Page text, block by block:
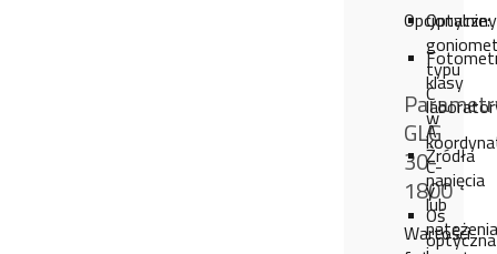
Optyczny
typu
C
w
C-
γ
Oś
optyczna
Opcjonalnie:
klasy
A
Żródła
napięcia
lub
natężenia
GLG
30-
1800
Wartości